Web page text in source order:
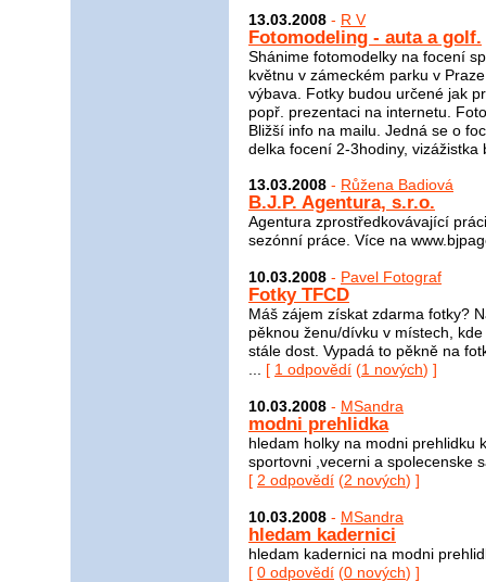
13.03.2008 - R V
Fotomodeling - auta a golf.
Shánime fotomodelky na focení
květnu v zámeckém parku v
výbava. Fotky budou určené jak
popř. prezentaci na internetu.
Bližší info na mailu. Jedná se o
delka focení 2-3hodiny,
13.03.2008 - Růžena Badiová
B.J.P. Agentura, s.r.o.
Agentura zprostředkovávající
sezónní práce. Více na
10.03.2008 - Pavel Fotograf
Fotky TFCD
Máš zájem získat zdarma fotky?
pěknou ženu/dívku v místech,
stále dost. Vypadá to pěkně na
[ 1 odpovědí (1 nových) ]
10.03.2008 - MSandra
modni prehlidka
hledam holky na modni prehlidku
sportovni ,vecerni a spolecenske
[ 2 odpovědí (2 nových) ]
10.03.2008 - MSandra
hledam kadernici
hledam kadernici na modni
[ 0 odpovědí (0 nových) ]